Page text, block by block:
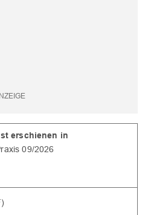
erschienen in
09/2026